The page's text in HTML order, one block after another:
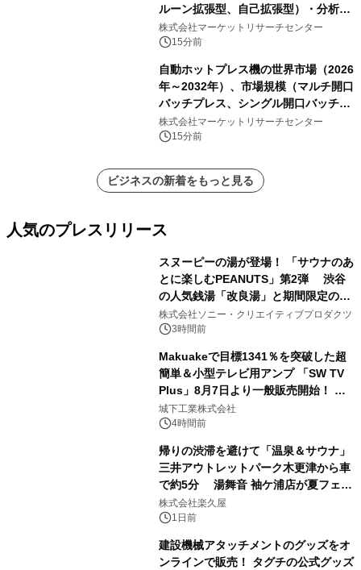
ルーン拡張型、自己拡張型）・分析レ
ポートを発表
株式会社マーケットリサーチセンター
15分前
自動ホットプレス機の世界市場（2026
年～2032年）、市場規模（マルチ開口
バッチプレス、シングル開口バッチプ
レス、連続ホットプレスライン、真空
成形、その他）・分析レポートを発表
株式会社マーケットリサーチセンター
15分前
ビジネスの新着をもっと見る
人気のプレスリリース
スヌーピーの湯が登場！ 「サウナのあ
とに楽しむPEANUTS」第2弾 渋谷
の人気銭湯「改良湯」と期間限定のコ
ラボレーション サウナイキタイコラ
ボグッズも発売決定！
株式会社ソニー・クリエイティブプロダクツ
3時間前
Makuakeで目標1341％を突破した超
簡単＆小型テレビ用アンプ 「SW TV
Plus」8月7日より一般販売開始！ ケ
ーブル1本つなぐだけ、テレビの音が
ぐっと豊かに
城下工業株式会社
4時間前
帰りの渋滞を避けて「温泉＆サウナ」
三井アウトレットパーク木更津から車
で約5分 湯舞音 袖ケ浦店が夏フェア
メニューを提供
株式会社楽久屋
1日前
建設機械アタッチメントのグッズをオ
ンラインで販売！ タグチの公式グッズ